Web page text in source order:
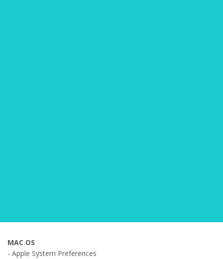
MAC OS
- Apple System Preferences